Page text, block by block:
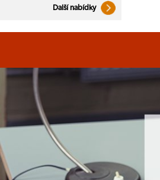
Další nabídky